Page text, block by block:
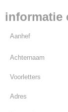
informatie
Aanhef
Achternaam
Voorletters
Adres